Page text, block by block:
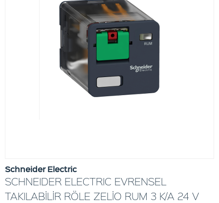
Schneider Electric
SCHNEIDER ELECTRIC EVRENSEL
TAKILABİLİR RÖLE ZELİO RUM 3 K/A 24 V